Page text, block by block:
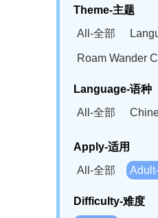
Theme-主题
All-全部
Roam Wander
Language-语种
All-全部
Bahasa
Swahili(SW)-斯
Apply-适用
All-全部
Difficulty-难度